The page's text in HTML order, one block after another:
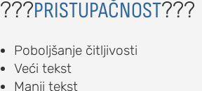
???PRISTUPAČNOST???
Poboljšanje čitljivosti
Veći tekst
Manji tekst